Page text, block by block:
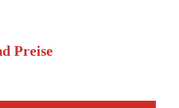
Preise